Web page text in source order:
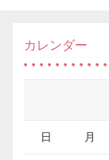
カレンダー
日 月